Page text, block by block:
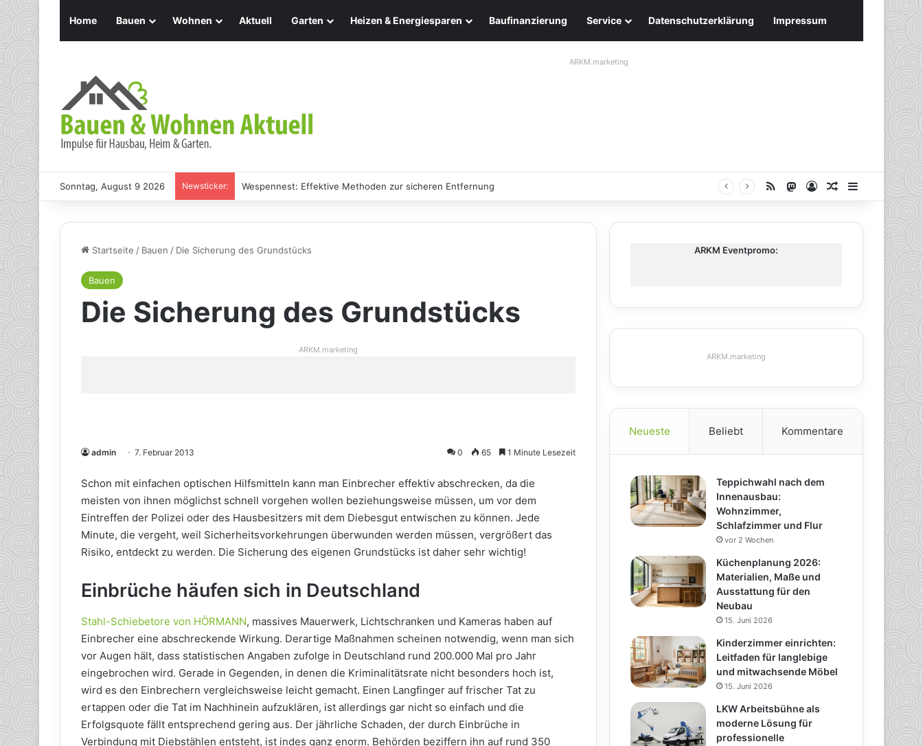
Home Bauen Wohnen Aktuell Garten Heizen & Energiesparen Baufinanzierung Service Datenschutzerklärung Impressum
ARKM.marketing
Sonntag, August 9 2026 Newsticker: Wespennest: Effektive Methoden zur sicheren Entfernung RSS Mastodon
AnmeldenZufälliger
Startseite / Bauen / Die Sicherung des Grundstücks
Bauen
Die Sicherung des Grundstücks
ARKM.marketing
admin 7. Februar 2013 0 65 1 Minute Lesezeit
Schon mit einfachen optischen Hilfsmitteln kann man Einbrecher effektiv abschrecken, da die
meisten von ihnen möglichst schnell vorgehen wollen beziehungsweise müssen, um vor dem
Eintreffen der Polizei oder des Hausbesitzers mit dem Diebesgut entwischen zu können. Jede
Minute, die vergeht, weil Sicherheitsvorkehrungen überwunden werden müssen, vergrößert das
Risiko, entdeckt zu werden. Die Sicherung des eigenen Grundstücks ist daher sehr wichtig!
Einbrüche häufen sich in Deutschland
Stahl-Schiebetore von HÖRMANN, massives Mauerwerk, Lichtschranken und Kameras haben auf
Einbrecher eine abschreckende Wirkung. Derartige Maßnahmen scheinen notwendig, wenn man sich
vor Augen hält, dass statistischen Angaben zufolge in Deutschland rund 200.000 Mal pro Jahr
eingebrochen wird. Gerade in Gegenden, in denen die Kriminalitätsrate nicht besonders hoch ist,
wird es den Einbrechern vergleichsweise leicht gemacht. Einen Langfinger auf frischer Tat zu
ertappen oder die Tat im Nachhinein aufzuklären, ist allerdings gar nicht so einfach und die
Erfolgsquote fällt entsprechend gering aus. Der jährliche Schaden, der durch Einbrüche in
Verbindung mit Diebstählen entsteht, ist indes ganz enorm. Behörden beziffern ihn auf rund 350
ARKM Eventpromo:
ARKM.marketing
Neueste Beliebt Kommentare
Teppichwahl nach dem
Innenausbau:
Wohnzimmer,
Schlafzimmer und Flur
vor 2 Wochen
Küchenplanung 2026:
Materialien, Maße und
Ausstattung für den
Neubau
15. Juni 2026
Kinderzimmer einrichten:
Leitfaden für langlebige
und mitwachsende Möbel
15. Juni 2026
LKW Arbeitsbühne als
moderne Lösung für
professionelle